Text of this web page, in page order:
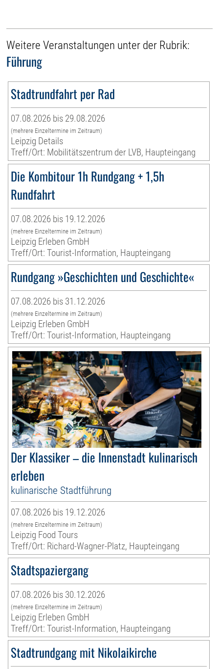
Weitere Veranstaltungen unter der Rubrik:
Führung
Stadtrundfahrt per Rad
07.08.2026 bis 29.08.2026
(mehrere Einzeltermine im Zeitraum)
Leipzig Details
Treff/Ort: Mobilitätszentrum der LVB, Haupteingang
Die Kombitour 1h Rundgang + 1,5h
Rundfahrt
07.08.2026 bis 19.12.2026
(mehrere Einzeltermine im Zeitraum)
Leipzig Erleben GmbH
Treff/Ort: Tourist-Information, Haupteingang
Rundgang »Geschichten und Geschichte«
07.08.2026 bis 31.12.2026
(mehrere Einzeltermine im Zeitraum)
Leipzig Erleben GmbH
Treff/Ort: Tourist-Information, Haupteingang
Der Klassiker – die Innenstadt kulinarisch
erleben
kulinarische Stadtführung
07.08.2026 bis 19.12.2026
(mehrere Einzeltermine im Zeitraum)
Leipzig Food Tours
Treff/Ort: Richard-Wagner-Platz, Haupteingang
Stadtspaziergang
07.08.2026 bis 30.12.2026
(mehrere Einzeltermine im Zeitraum)
Leipzig Erleben GmbH
Treff/Ort: Tourist-Information, Haupteingang
Stadtrundgang mit Nikolaikirche